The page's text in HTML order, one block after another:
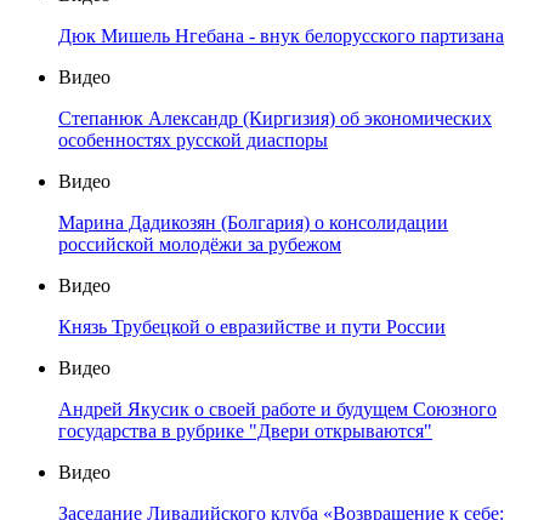
Дюк Мишель Нгебана - внук белорусского партизана
Видео
Степанюк Александр (Киргизия) об экономических
особенностях русской диаспоры
Видео
Марина Дадикозян (Болгария) о консолидации
российской молодёжи за рубежом
Видео
Князь Трубецкой о евразийстве и пути России
Видео
Андрей Якусик о своей работе и будущем Союзного
государства в рубрике "Двери открываются"
Видео
Заседание Ливадийского клуба «Возвращение к себе: